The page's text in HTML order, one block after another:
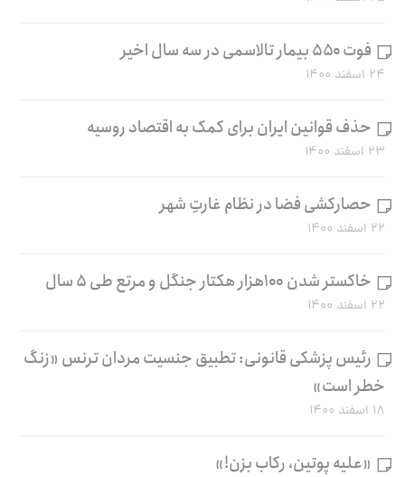
فوت ۵۵۰ بیمار تالاسمی در سه سال اخیر
۲۴ اسفند ۱۴۰۰
حذف قوانین ایران برای کمک به اقتصاد روسیه
۲۳ اسفند ۱۴۰۰
حصارکشی فضا در نظام غارتِ شهر
۲۲ اسفند ۱۴۰۰
خاکستر شدن ۱۰۰هزار هکتار جنگل و مرتع طی ۵ سال
۲۲ اسفند ۱۴۰۰
رئیس پزشکی قانونی: تطبیق جنسیت مردان ترنس «زنگ
خطر است»
۱۸ اسفند ۱۴۰۰
«علیه پوتین، رکاب بزن!»